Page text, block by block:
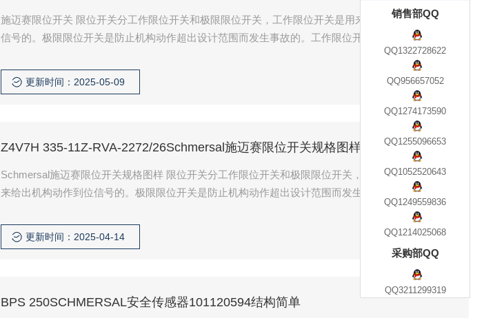
施迈赛限位开关 限位开关分工作限位开关和极限限位开关，工作限位开关是用来给出机构动作到位
信号的。极限限位开关是防止机构动作超出设计范围而发生事故的。工作限位开关安装在机构需要
改变工况的位置，开关动作后，给出信号，进行别的相关动作。极限限位开关安装在机构动作的最
远端，
更新时间：2025-05-09
Z4V7H 335-11Z-RVA-2272/26Schmersal施迈赛限位开关规格图样
Schmersal施迈赛限位开关规格图样 限位开关分工作限位开关和极限限位开关，工作限位开关是用
来给出机构动作到位信号的。极限限位开关是防止机构动作超出设计范围而发生事故的。工作限位
开关安装在机构需要改变工况的位置，开关动作后，给出信号，进行别的相关动作。极限限位开关
安装在机构动作的最远端，
更新时间：2025-04-14
BPS 250SCHMERSAL安全传感器101120594结构简单
销售部QQ
QQ1322728622
QQ956657052
QQ1274173590
QQ1255096653
QQ1052520643
QQ1249559836
QQ1214025068
采购部QQ
QQ3211299319